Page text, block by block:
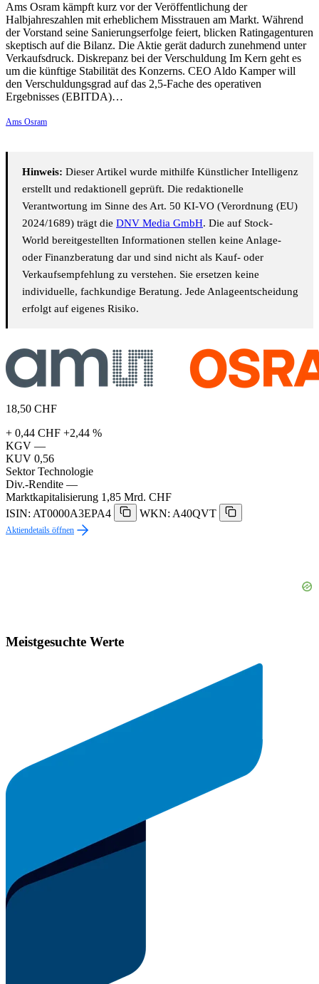
Ams Osram kämpft kurz vor der Veröffentlichung der
Halbjahreszahlen mit erheblichem Misstrauen am Markt. Während
der Vorstand seine Sanierungserfolge feiert, blicken Ratingagenturen
skeptisch auf die Bilanz. Die Aktie gerät dadurch zunehmend unter
Verkaufsdruck. Diskrepanz bei der Verschuldung Im Kern geht es
um die künftige Stabilität des Konzerns. CEO Aldo Kamper will
den Verschuldungsgrad auf das 2,5-Fache des operativen
Ergebnisses (EBITDA)…
Ams Osram
Hinweis: Dieser Artikel wurde mithilfe Künstlicher Intelligenz
erstellt und redaktionell geprüft. Die redaktionelle
Verantwortung im Sinne des Art. 50 KI-VO (Verordnung (EU)
2024/1689) trägt die DNV Media GmbH. Die auf Stock-
World bereitgestellten Informationen stellen keine Anlage-
oder Finanzberatung dar und sind nicht als Kauf- oder
Verkaufsempfehlung zu verstehen. Sie ersetzen keine
individuelle, fachkundige Beratung. Jede Anlageentscheidung
erfolgt auf eigenes Risiko.
18,50 CHF
+ 0,44 CHF +2,44 %
KGV —
KUV 0,56
Sektor Technologie
Div.-Rendite —
Marktkapitalisierung 1,85 Mrd. CHF
ISIN: AT0000A3EPA4
WKN: A40QVT
Aktiendetails öffnen
Meistgesuchte Werte